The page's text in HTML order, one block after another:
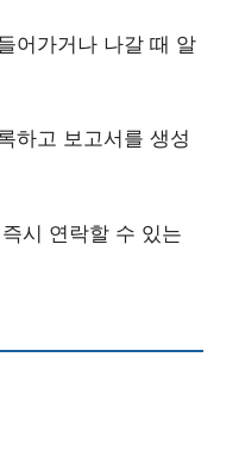
어가거나 나갈 때 알
하고 보고서를 생성
시 연락할 수 있는